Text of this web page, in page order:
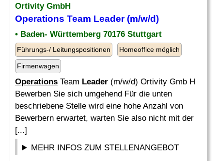
Ortivity GmbH
Operations Team Leader(m/w/d)
• Baden- Württemberg 70176 Stuttgart
Führungs-/ Leitungspositionen Homeoffice möglich
Firmenwagen
Operations Team Leader (m/w/d) Ortivity Gmb H
Bewerben Sie sich umgehend Für die unten
beschriebene Stelle wird eine hohe Anzahl von
Bewerbern erwartet, warten Sie also nicht mit der
[...]
MEHR INFOS ZUM STELLENANGEBOT